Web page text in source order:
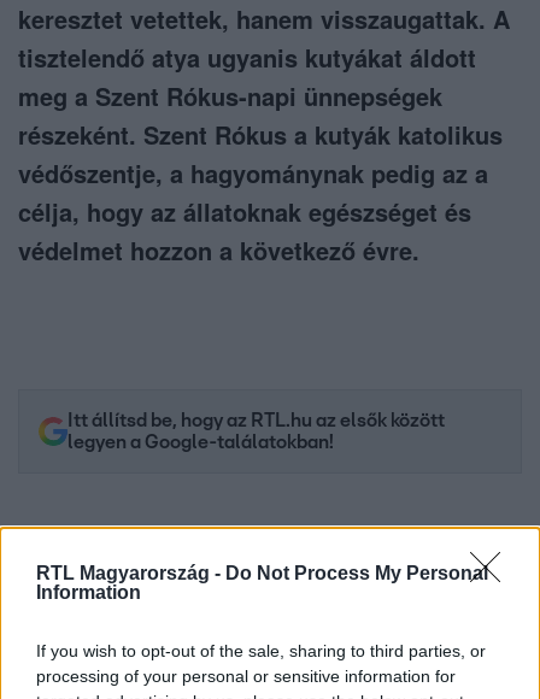
RTL Magyarország - Do Not Process My Personal
Information
If you wish to opt-out of the sale, sharing to third parties, or
processing of your personal or sensitive information for
keresztet vetettek, hanem visszaugattak. A
tisztelendő atya ugyanis kutyákat áldott
meg a Szent Rókus-napi ünnepségek
részeként. Szent Rókus a kutyák katolikus
védőszentje, a hagyománynak pedig az a
célja, hogy az állatoknak egészséget és
védelmet hozzon a következő évre.
Itt állítsd be, hogy az RTL.hu az elsők között
legyen a Google-találatokban!